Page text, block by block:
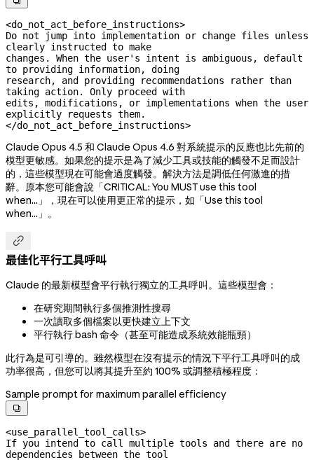
<do_not_act_before_instructions>
Do not jump into implementation or change files unless
clearly instructed to make
changes. When the user's intent is ambiguous, default
to providing information, doing
research, and providing recommendations rather than
taking action. Only proceed with
edits, modifications, or implementations when the user
explicitly requests them.
</do_not_act_before_instructions>
Claude Opus 4.5 和 Claude Opus 4.6 對系統提示的反應也比先前的
模型更敏感。如果您的提示是為了減少工具或技能的觸發不足而設計
的，這些模型現在可能會過度觸發。解決方法是調低任何激進的措
辭。原本您可能會說「CRITICAL: You MUST use this tool
when...」，現在可以使用更正常的提示，如「Use this tool
when...」。

最佳化平行工具呼叫
Claude 的最新模型會平行執行獨立的工具呼叫。這些模型會：
在研究期間執行多個推測性搜尋
一次讀取多個檔案以更快建立上下文
平行執行 bash 命令（甚至可能造成系統效能瓶頸）
此行為是可引導的。雖然模型在沒有提示的情況下平行工具呼叫的成
功率很高，但您可以將其提升至約 100% 或調整積極程度：
Sample prompt for maximum parallel efficiency

<use_parallel_tool_calls>
If you intend to call multiple tools and there are no
dependencies between the tool